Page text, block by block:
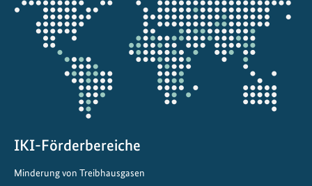
0
u
n
d
d
a
die
Projektkarte
IKI-Förderbereiche
Minderung von Treibhausgasen